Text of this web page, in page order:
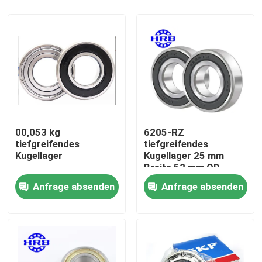
Zu Hause
00,053 kg
tiefgreifendes
Kugellager
Anfrage absenden
6205-RZ
tiefgreifendes
Kugellager 25 mm
Breite 52 mm OD
Anfrage absenden